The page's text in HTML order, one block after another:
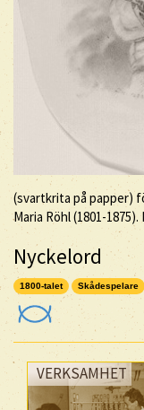
(svartkrita på papper)
Maria Röhl (1801-
Nyckelord
1800-talet Skådespelare
VERKSAMHET